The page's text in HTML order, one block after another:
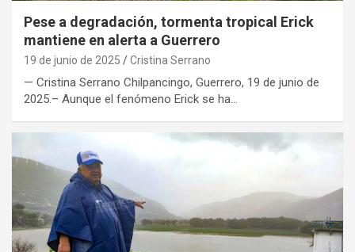
Pese a degradación, tormenta tropical Erick
mantiene en alerta a Guerrero
19 de junio de 2025 Cristina Serrano
— Cristina Serrano Chilpancingo, Guerrero, 19 de junio de
2025.– Aunque el fenómeno Erick se ha…